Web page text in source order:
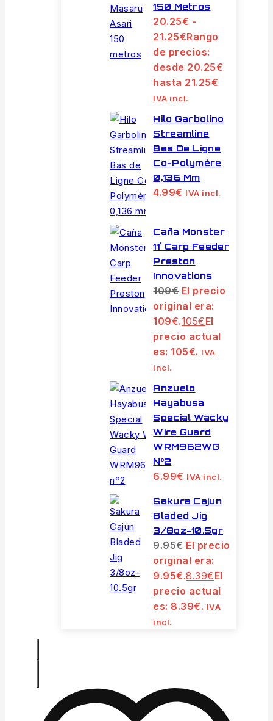
150 Metros
20.25€ -
21.25€Rango
de precios:
desde 20.25€
hasta 21.25€
IVA incl.
Hilo Garbolino
Streamline
Bas De Ligne
Co-Polymère
0,136 Mm
4.99€ IVA incl.
Caña Monster
11´ Carp Feeder
Preston
Innovations
109€ El precio
original era:
109€.105€El
precio actual
es: 105€. IVA
incl.
Anzuelo
Hayabusa
Special Wacky
Wire Guard
WRM962WG
Nº2
6.99€ IVA incl.
Sakura Cajun
Bladed Jig
3/8oz-10.5gr
9.95€ El precio
original era:
9.95€.8.39€El
precio actual
es: 8.39€. IVA
incl.